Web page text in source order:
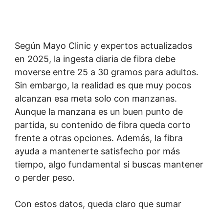
Según Mayo Clinic y expertos actualizados
en 2025, la ingesta diaria de fibra debe
moverse entre 25 a 30 gramos para adultos.
Sin embargo, la realidad es que muy pocos
alcanzan esa meta solo con manzanas.
Aunque la manzana es un buen punto de
partida, su contenido de fibra queda corto
frente a otras opciones. Además, la fibra
ayuda a mantenerte satisfecho por más
tiempo, algo fundamental si buscas mantener
o perder peso.
Con estos datos, queda claro que sumar